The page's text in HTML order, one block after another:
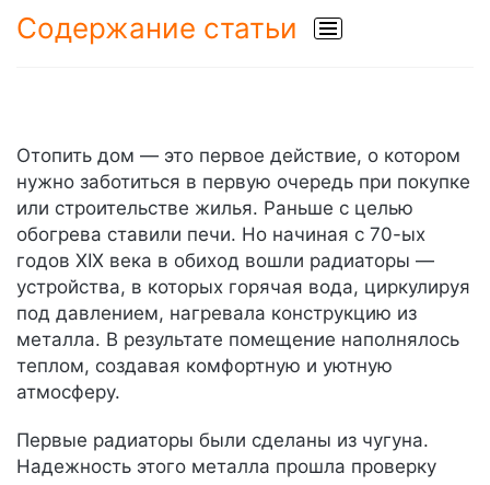
Содержание статьи
Отопить дом — это первое действие, о котором
нужно заботиться в первую очередь при покупке
или строительстве жилья. Раньше с целью
обогрева ставили печи. Но начиная с 70-ых
годов XIX века в обиход вошли радиаторы —
устройства, в которых горячая вода, циркулируя
под давлением, нагревала конструкцию из
металла. В результате помещение наполнялось
теплом, создавая комфортную и уютную
атмосферу.
Первые радиаторы были сделаны из чугуна.
Надежность этого металла прошла проверку